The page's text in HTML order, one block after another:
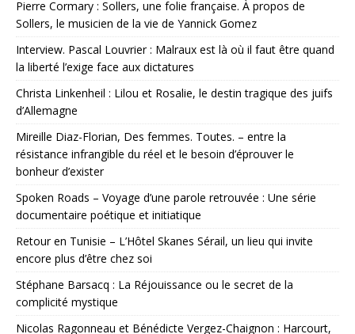
Pierre Cormary : Sollers, une folie française. À propos de
Sollers, le musicien de la vie de Yannick Gomez
Interview. Pascal Louvrier : Malraux est là où il faut être quand
la liberté l’exige face aux dictatures
Christa Linkenheil : Lilou et Rosalie, le destin tragique des juifs
d’Allemagne
Mireille Diaz-Florian, Des femmes. Toutes. – entre la
résistance infrangible du réel et le besoin d’éprouver le
bonheur d’exister
Spoken Roads – Voyage d’une parole retrouvée : Une série
documentaire poétique et initiatique
Retour en Tunisie – L’Hôtel Skanes Sérail, un lieu qui invite
encore plus d’être chez soi
Stéphane Barsacq : La Réjouissance ou le secret de la
complicité mystique
Nicolas Ragonneau et Bénédicte Vergez-Chaignon : Harcourt,